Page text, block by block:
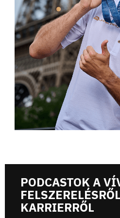
PODCASTOK A
KARRIERRŐL